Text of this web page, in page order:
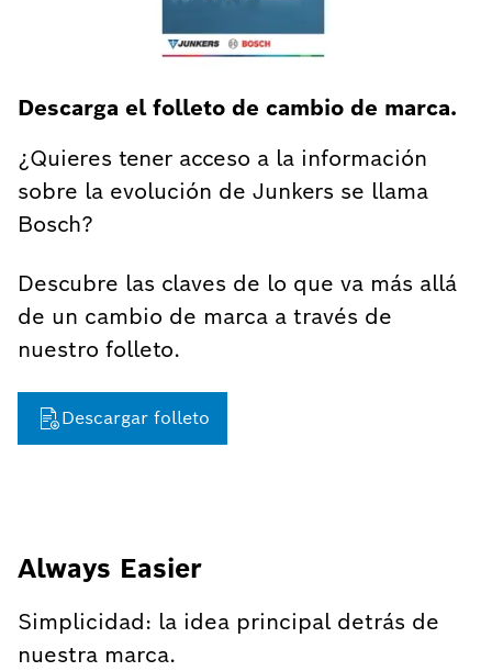
Descarga el folleto de cambio de marca.
¿Quieres tener acceso a la información
sobre la evolución de Junkers se llama
Bosch?
Descubre las claves de lo que va más allá
de un cambio de marca a través de
nuestro folleto.
Descargar folleto
Always Easier
Simplicidad: la idea principal detrás de
nuestra marca.